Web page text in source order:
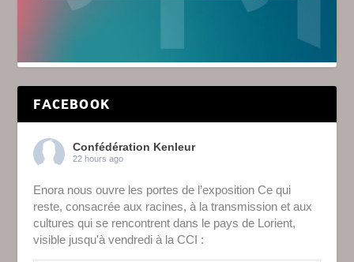
FACEBOOK
Confédération Kenleur
22 hours ago
Enora nous ouvre les portes de l’exposition Ce qui
reste, consacrée aux racines, à la transmission et aux
cultures qui se rencontrent dans le pays de Lorient,
visible jusqu'à vendredi à la CCI :